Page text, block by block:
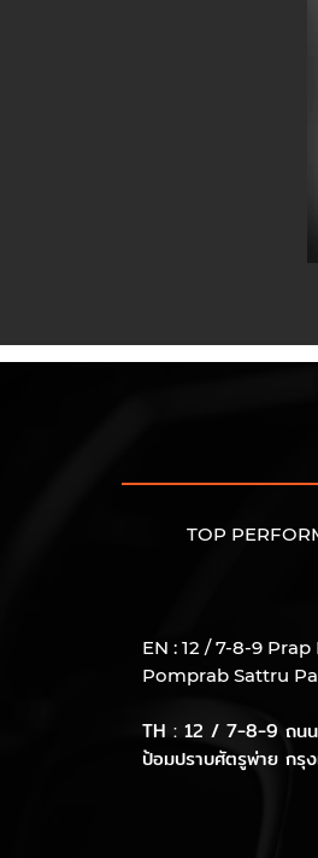
TOP
EN : 12 / 7-8-9
Pomprab Sattru
TH : 12 / 7-8-9 ถนน
ป้อมปราบศัตรูพ่าย กรุ